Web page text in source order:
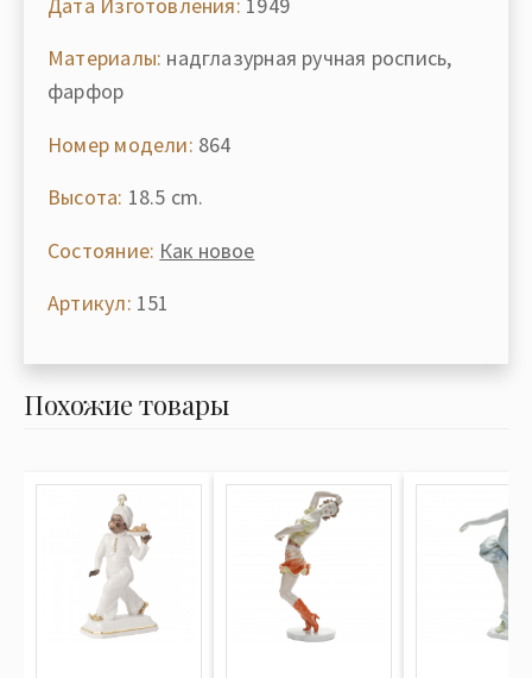
Материалы: надглазурная ручная роспись,
фарфор
Номер модели: 864
Высота: 18.5 cm.
Состояние: Как новое
Артикул: 151
Похожие товары